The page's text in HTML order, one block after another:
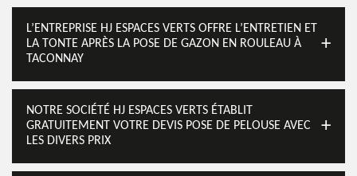
L’ENTREPRISE HJ ESPACES VERTS OFFRE L’ENTRETIEN ET
LA TONTE APRÈS LA POSE DE GAZON EN ROULEAU À
TACONNAY
NOTRE SOCIÉTÉ HJ ESPACES VERTS ÉTABLIT
GRATUITEMENT VOTRE DEVIS POSE DE PELOUSE AVEC
LES DIVERS PRIX